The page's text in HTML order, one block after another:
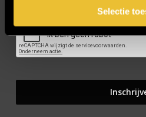
Selectie